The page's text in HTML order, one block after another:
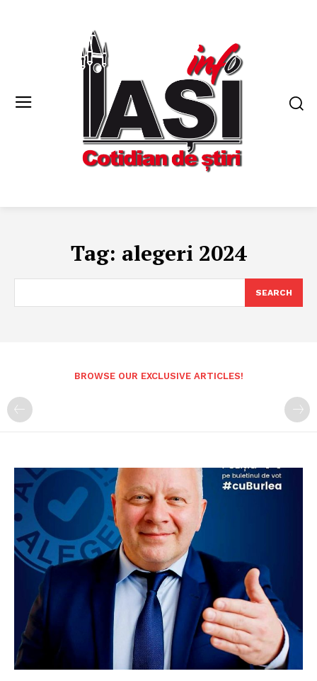
Tag: alegeri 2024
SEARCH
BROWSE OUR EXCLUSIVE ARTICLES!